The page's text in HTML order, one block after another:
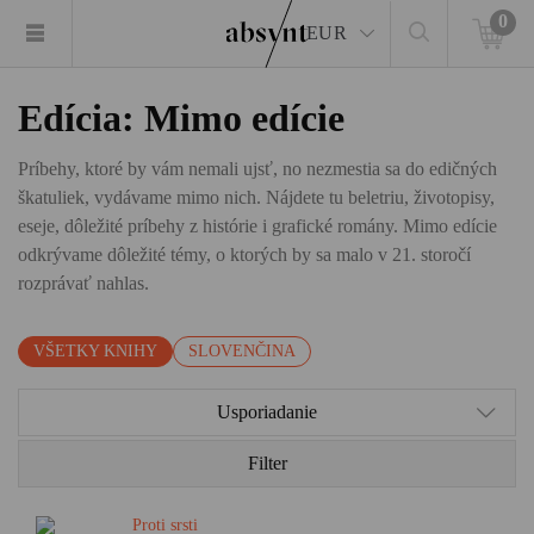
EUR
0
Edícia: Mimo edície
Príbehy, ktoré by vám nemali ujsť, no nezmestia sa do edičných
škatuliek, vydávame mimo nich. Nájdete tu beletriu, životopisy,
eseje, dôležité príbehy z histórie i grafické romány. Mimo edície
odkrývame dôležité témy, o ktorých by sa malo v 21. storočí
rozprávať nahlas.
VŠETKY KNIHY SLOVENČINA
Usporiadanie
Filter